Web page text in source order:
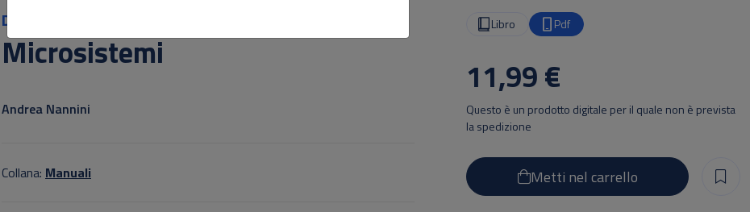
Didattica
Microsistemi
Andrea Nannini
Collana: Manuali
Libro Pdf
11,99 €
Metti nel carrello
Questo è un prodotto digitale per il quale non è prevista
la spedizione